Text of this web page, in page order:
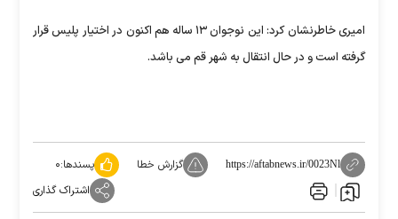
امیری خاطرنشان کرد: این نوجوان ۱۳ ساله هم اکنون در اختیار پلیس قرار
گرفته است و در حال انتقال به شهر قم می باشد.
https://aftabnews.ir/0023Nl گزارش خطا پسندها:۰
اشتراک گذاری